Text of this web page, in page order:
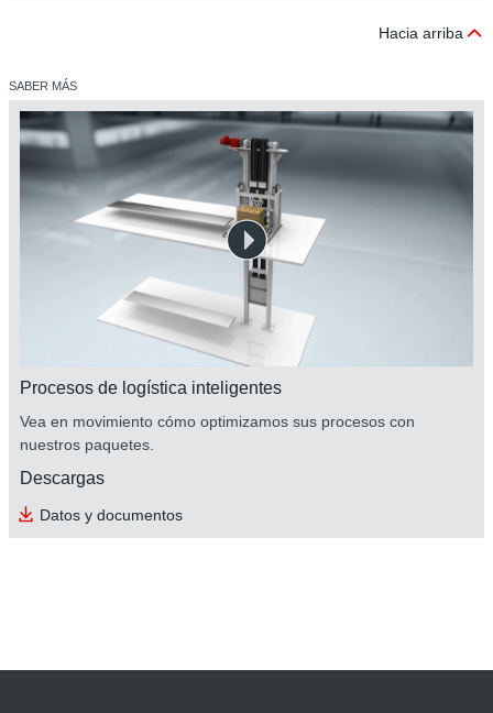
Terminales de usuario DOP
Hacia arriba
SABER MÁS
Procesos de logística inteligentes
Vea en movimiento cómo optimizamos sus procesos con
nuestros paquetes.
Descargas
Datos y documentos